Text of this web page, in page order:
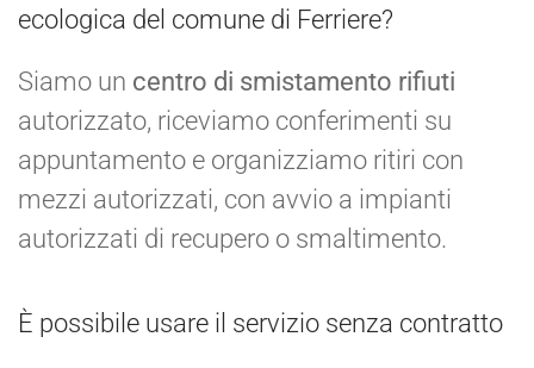
ecologica del comune di Ferriere?
Siamo un centro di smistamento rifiuti
autorizzato, riceviamo conferimenti su
appuntamento e organizziamo ritiri con
mezzi autorizzati, con avvio a impianti
autorizzati di recupero o smaltimento.
È possibile usare il servizio senza contratto